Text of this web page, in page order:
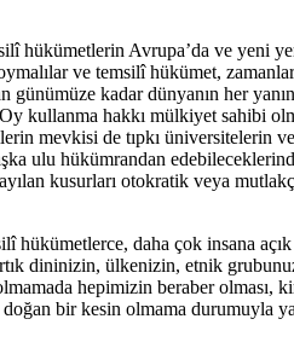
hükümetlerin Avrupa’da ve yeni
ve temsilî hükümet,
günümüze kadar dünyanın her
kullanma hakkı mülkiyet sahibi
mevkisi de tıpkı üniversitelerin
ulu hükümrandan
kusurları otokratik veya
daha çok insana
dininizin, ülkenizin, etnik
hepimizin beraber olması,
bir kesin olmama durumuyla